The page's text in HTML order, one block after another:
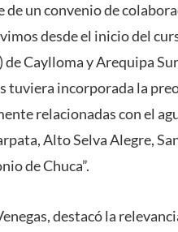
de un convenio de
desde el inicio del
de Caylloma y Arequipa
tuviera incorporada la
relacionadas con el
Alto Selva Alegre,
de Chuca”.
destacó la